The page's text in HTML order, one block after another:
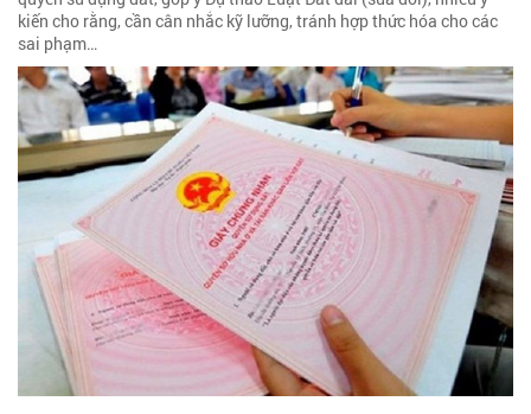
kiến cho rằng, cần cân nhắc kỹ lưỡng, tránh hợp thức hóa cho các
sai phạm…